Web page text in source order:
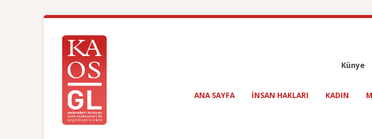
Künye
ANA SAYFA INSAN HAKLARI KADIN